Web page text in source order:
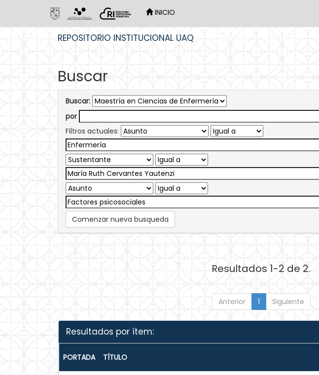
INICIO
REPOSITORIO INSTITUCIONAL UAQ
Buscar
Buscar:
por
Filtros actuales:
Comenzar nueva busqueda
Resultados 1-2 de 2.
Anterior 1 Siguiente
Resultados por ítem:
PORTADA TÍTULO